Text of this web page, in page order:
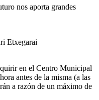
nos aporta grandes
Etxegarai
en el Centro Municipal
antes de la misma (a las
a razón de un máximo de